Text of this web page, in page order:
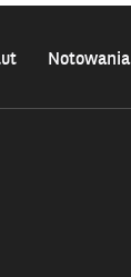
Notowania